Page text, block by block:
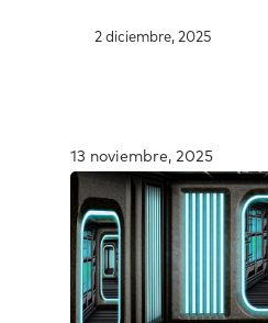
2 diciembre, 2025
13 noviembre, 2025